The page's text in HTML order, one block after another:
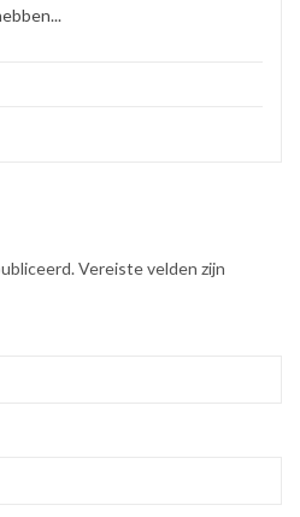
Vereiste velden zijn